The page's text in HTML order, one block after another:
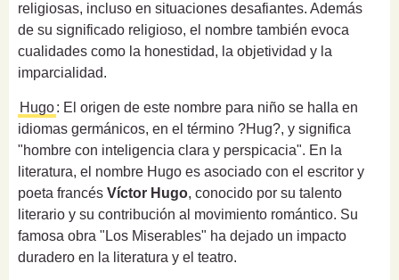
religiosas, incluso en situaciones desafiantes. Además
de su significado religioso, el nombre también evoca
cualidades como la honestidad, la objetividad y la
imparcialidad.
Hugo: El origen de este nombre para niño se halla en
idiomas germánicos, en el término ?Hug?, y significa
"hombre con inteligencia clara y perspicacia". En la
literatura, el nombre Hugo es asociado con el escritor y
poeta francés Víctor Hugo, conocido por su talento
literario y su contribución al movimiento romántico. Su
famosa obra "Los Miserables" ha dejado un impacto
duradero en la literatura y el teatro.